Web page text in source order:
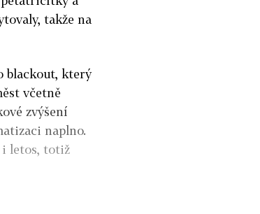
takže na
blackout, který
včetně
zvýšení
naplno.
i letos, totiž